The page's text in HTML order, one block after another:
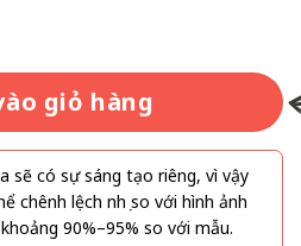
giỏ hàng
sẽ có sự sáng tạo riêng, vì vậy
chênh lệch nhẹ so với hình ảnh
90%–95% so với mẫu.